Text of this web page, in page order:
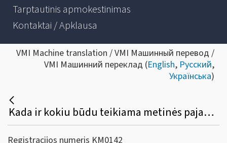
Tarptautinis apmokestinimas
Kontaktai / Apklausa
VMI Machine translation / VMI Машинный перевод /
VMI Машинний переклад (English, Русский,
Українська)
Kada ir kokiu būdu teikiama metinės pajamų deklaracijos GPM308 forma?
Registracijos numeris KM0142